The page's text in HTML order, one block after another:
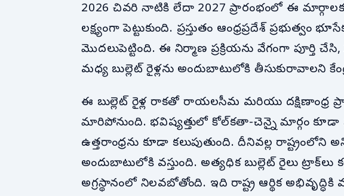
2026 చివరి నాటికి లేదా 2027 ప్రారంభంలో ఈ
లక్ష్యంగా పెట్టుకుంది. ప్రస్తుతం ఆంధ్రప్రదేశ్
మొదలుపెట్టింది. ఈ నిర్మాణ ప్రక్రియను వేగంగా పూర్తి
మధ్య బుల్లెట్ రైళ్లను అందుబాటులోకి తీసుకురావాలని
ఈ బుల్లెట్ రైళ్ల రాకతో రాయలసీమ మరియు దక్షిణాంధ్ర
మారిపోనుంది. భవిష్యత్తులో కోల్‌కతా-చెన్నై మార్గం కూడా
ఉత్తరాంధ్రను కూడా కలుపుతుంది. దీనివల్ల రాష్ట్రంలోని
అందుబాటులోకి వస్తుంది. అత్యధిక బుల్లెట్ రైలు ట్రాక్‌లు
అగ్రస్థానంలో నిలవబోతోంది. ఇది రాష్ట్ర ఆర్థిక